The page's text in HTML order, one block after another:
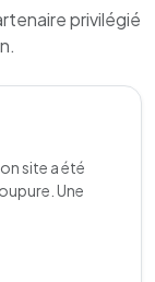
privilégié
site a été
Une